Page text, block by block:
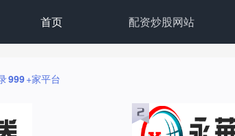
首页 配资炒股网站
999+家平台